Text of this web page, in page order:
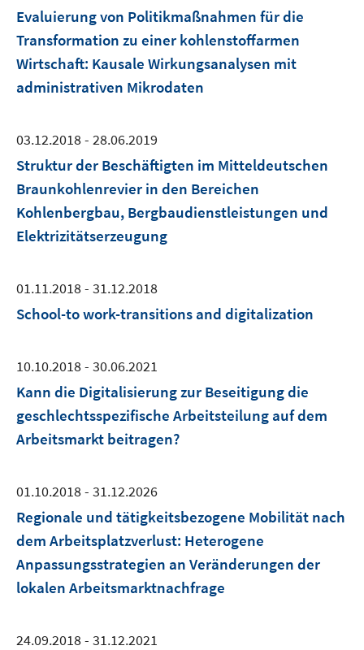
Evaluierung von Politikmaßnahmen für die
Transformation zu einer kohlenstoffarmen
Wirtschaft: Kausale Wirkungsanalysen mit
administrativen Mikrodaten
03.12.2018 - 28.06.2019
Struktur der Beschäftigten im Mitteldeutschen
Braunkohlenrevier in den Bereichen
Kohlenbergbau, Bergbaudienstleistungen und
Elektrizitätserzeugung
01.11.2018 - 31.12.2018
School-to work-transitions and digitalization
10.10.2018 - 30.06.2021
Kann die Digitalisierung zur Beseitigung die
geschlechtsspezifische Arbeitsteilung auf dem
Arbeitsmarkt beitragen?
01.10.2018 - 31.12.2026
Regionale und tätigkeitsbezogene Mobilität nach
dem Arbeitsplatzverlust: Heterogene
Anpassungsstrategien an Veränderungen der
lokalen Arbeitsmarktnachfrage
24.09.2018 - 31.12.2021